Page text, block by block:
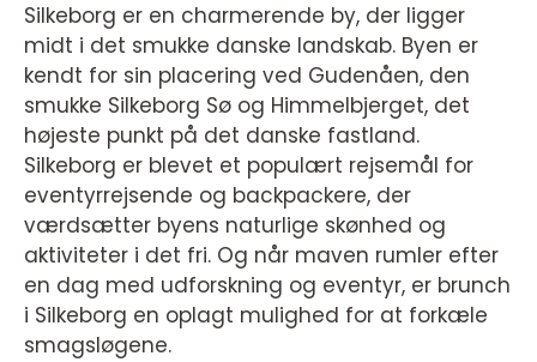
Silkeborg er en charmerende by, der ligger
midt i det smukke danske landskab. Byen er
kendt for sin placering ved Gudenåen, den
smukke Silkeborg Sø og Himmelbjerget, det
højeste punkt på det danske fastland.
Silkeborg er blevet et populært rejsemål for
eventyrrejsende og backpackere, der
værdsætter byens naturlige skønhed og
aktiviteter i det fri. Og når maven rumler efter
en dag med udforskning og eventyr, er brunch
i Silkeborg en oplagt mulighed for at forkæle
smagsløgene.